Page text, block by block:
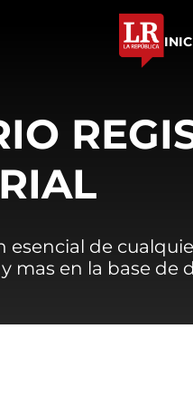
esencial de
mas en la base